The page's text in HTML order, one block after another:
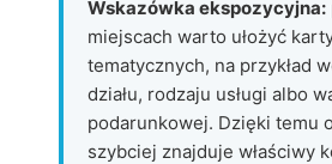
Wskazówka ekspozycyjna:
miejscach warto ułożyć
tematycznych, na przykład
działu, rodzaju usługi albo
podarunkowej. Dzięki temu
szybciej znajduje właściwy